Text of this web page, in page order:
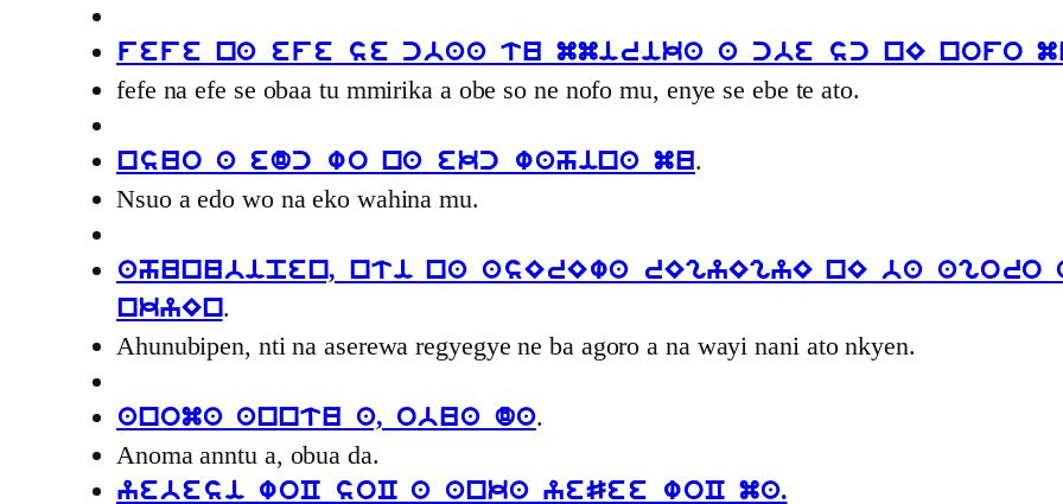
fefe na efe se cbaa tu mmirika a cbe sc nE nofo
fefe na efe se obaa tu mmirika a obe so ne nofo mu, enye se ebe te ato.
nsuo a edc wo na ekc wahina mu.
Nsuo a edo wo na eko wahina mu.
ahunubipen, nti na asErEwa rEgyEgyE nE ba
nkyEn.
Ahunubipen, nti na aserewa regyegye ne ba agoro a na wayi nani ato nkyen.
anoma anntu a, obua da.
Anoma anntu a, obua da.
yebesi woC soC a anka yeSee woC ma.